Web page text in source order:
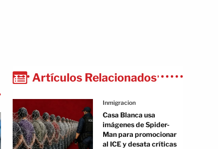
Artículos Relacionados
Inmigracion
Casa Blanca usa
imágenes de Spider-
Man para promocionar
al ICE y desata críticas